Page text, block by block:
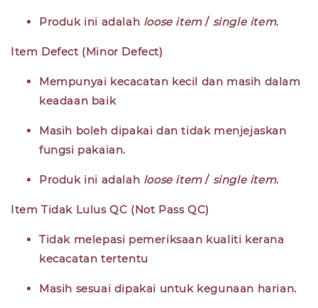
Produk ini adalah loose item/ single item.
Item Defect (Minor Defect)
Mempunyai kecacatan kecil dan masih dalam
keadaan baik
Masih boleh dipakai dan tidak menjejaskan
fungsi pakaian.
Produk ini adalah loose item/ single item.
Item Tidak Lulus QC (Not Pass QC)
Tidak melepasi pemeriksaan kualiti kerana
kecacatan tertentu
Masih sesuai dipakai untuk kegunaan harian.